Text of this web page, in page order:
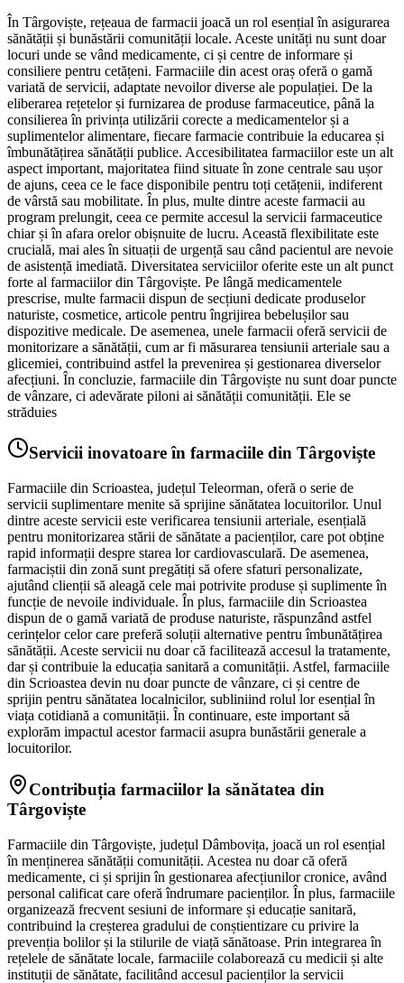
În Târgoviște, rețeaua de farmacii joacă un rol esențial în asigurarea
sănătății și bunăstării comunității locale. Aceste unități nu sunt doar
locuri unde se vând medicamente, ci și centre de informare și
consiliere pentru cetățeni. Farmaciile din acest oraș oferă o gamă
variată de servicii, adaptate nevoilor diverse ale populației. De la
eliberarea rețetelor și furnizarea de produse farmaceutice, până la
consilierea în privința utilizării corecte a medicamentelor și a
suplimentelor alimentare, fiecare farmacie contribuie la educarea și
îmbunătățirea sănătății publice. Accesibilitatea farmaciilor este un alt
aspect important, majoritatea fiind situate în zone centrale sau ușor
de ajuns, ceea ce le face disponibile pentru toți cetățenii, indiferent
de vârstă sau mobilitate. În plus, multe dintre aceste farmacii au
program prelungit, ceea ce permite accesul la servicii farmaceutice
chiar și în afara orelor obișnuite de lucru. Această flexibilitate este
crucială, mai ales în situații de urgență sau când pacientul are nevoie
de asistență imediată. Diversitatea serviciilor oferite este un alt punct
forte al farmaciilor din Târgoviște. Pe lângă medicamentele
prescrise, multe farmacii dispun de secțiuni dedicate produselor
naturiste, cosmetice, articole pentru îngrijirea bebelușilor sau
dispozitive medicale. De asemenea, unele farmacii oferă servicii de
monitorizare a sănătății, cum ar fi măsurarea tensiunii arteriale sau a
glicemiei, contribuind astfel la prevenirea și gestionarea diverselor
afecțiuni. În concluzie, farmaciile din Târgoviște nu sunt doar puncte
de vânzare, ci adevărate piloni ai sănătății comunității. Ele se
străduies
Servicii inovatoare în farmaciile din Târgoviște
Farmaciile din Scrioastea, județul Teleorman, oferă o serie de
servicii suplimentare menite să sprijine sănătatea locuitorilor. Unul
dintre aceste servicii este verificarea tensiunii arteriale, esențială
pentru monitorizarea stării de sănătate a pacienților, care pot obține
rapid informații despre starea lor cardiovasculară. De asemenea,
farmaciștii din zonă sunt pregătiți să ofere sfaturi personalizate,
ajutând clienții să aleagă cele mai potrivite produse și suplimente în
funcție de nevoile individuale. În plus, farmaciile din Scrioastea
dispun de o gamă variată de produse naturiste, răspunzând astfel
cerințelor celor care preferă soluții alternative pentru îmbunătățirea
sănătății. Aceste servicii nu doar că facilitează accesul la tratamente,
dar și contribuie la educația sanitară a comunității. Astfel, farmaciile
din Scrioastea devin nu doar puncte de vânzare, ci și centre de
sprijin pentru sănătatea localnicilor, subliniind rolul lor esențial în
viața cotidiană a comunității. În continuare, este important să
explorăm impactul acestor farmacii asupra bunăstării generale a
locuitorilor.
Contribuția farmaciilor la sănătatea din
Târgoviște
Farmaciile din Târgoviște, județul Dâmbovița, joacă un rol esențial
în menținerea sănătății comunității. Acestea nu doar că oferă
medicamente, ci și sprijin în gestionarea afecțiunilor cronice, având
personal calificat care oferă îndrumare pacienților. În plus, farmaciile
organizează frecvent sesiuni de informare și educație sanitară,
contribuind la creșterea gradului de conștientizare cu privire la
prevenția bolilor și la stilurile de viață sănătoase. Prin integrarea în
rețelele de sănătate locale, farmaciile colaborează cu medicii și alte
instituții de sănătate, facilitând accesul pacienților la servicii